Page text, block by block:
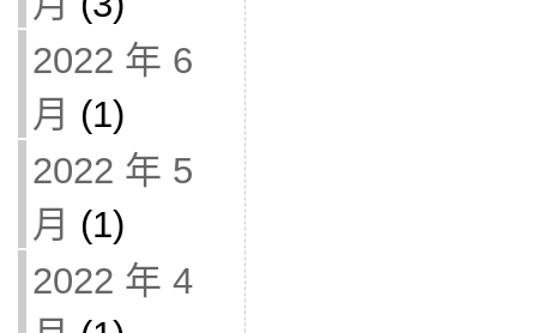
2022 年 6
月 (1)
2022 年 5
月 (1)
2022 年 4